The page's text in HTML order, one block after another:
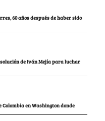
60 años después de haber sido
de Iván Mejía para luchar
Colombia en Washington donde